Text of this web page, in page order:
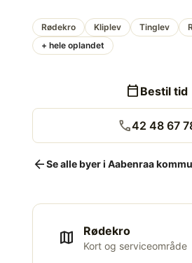
Rødekro Kliplev Tinglev
+ hele oplandet
calendar_today Bestil tid
call42 48 67
arrow_backSe alle byer i Aabenraa
map Rødekro
Kort og serviceområde